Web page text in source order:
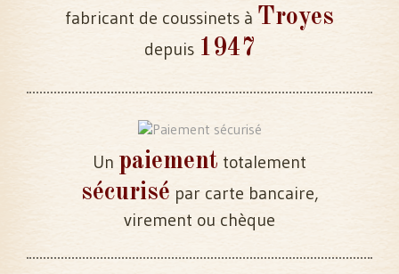
fabricant de coussinets à Troyes
depuis 1947
Un paiement totalement
sécurisé par carte bancaire,
virement ou chèque